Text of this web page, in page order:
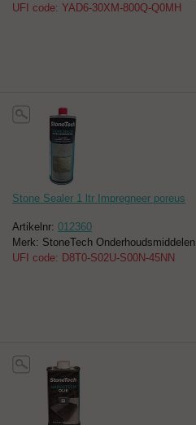
UFI code: YAD6-30XM-800Q-Q0MH
Stone Sealer 1 ltr Impregneer poreus
Artikelnr: 012360
Merk: StoneTech Onderhoudsmiddelen
UFI code: D8T0-S02U-S00N-45NN